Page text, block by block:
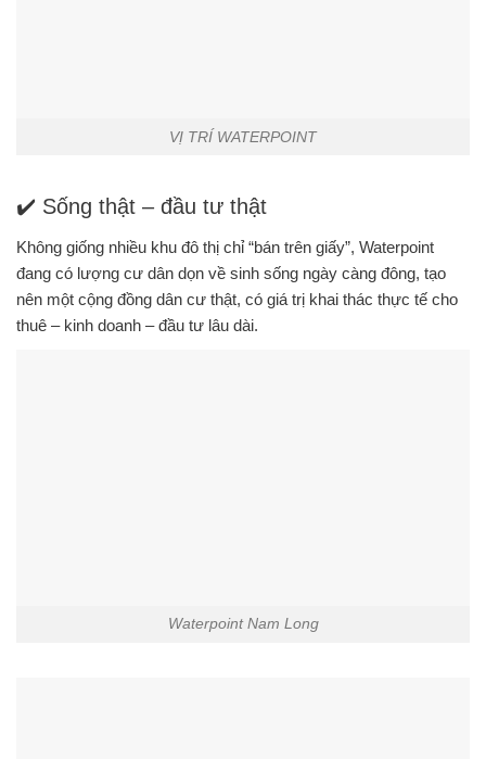
VỊ TRÍ WATERPOINT
✔️ Sống thật – đầu tư thật
Không giống nhiều khu đô thị chỉ “bán trên giấy”, Waterpoint
đang có lượng cư dân dọn về sinh sống ngày càng đông, tạo
nên một cộng đồng dân cư thật, có giá trị khai thác thực tế cho
thuê – kinh doanh – đầu tư lâu dài.
Waterpoint Nam Long